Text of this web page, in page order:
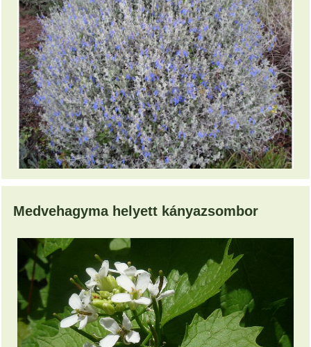
Medvehagyma helyett kányazsombor